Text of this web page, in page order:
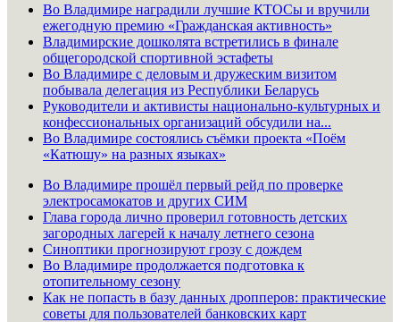
Во Владимире наградили лучшие КТОСы и вручили
ежегодную премию «Гражданская активность»
Владимирские дошколята встретились в финале
общегородской спортивной эстафеты
Во Владимире с деловым и дружеским визитом
побывала делегация из Республики Беларусь
Руководители и активисты национально-культурных и
конфессиональных организаций обсудили на...
Во Владимире состоялись съёмки проекта «Поём
«Катюшу» на разных языках»
Во Владимире прошёл первый рейд по проверке
электросамокатов и других СИМ
Глава города лично проверил готовность детских
загородных лагерей к началу летнего сезона
Синоптики прогнозируют грозу с дождем
Во Владимире продолжается подготовка к
отопительному сезону
Как не попасть в базу данных дропперов: практические
советы для пользователей банковских карт